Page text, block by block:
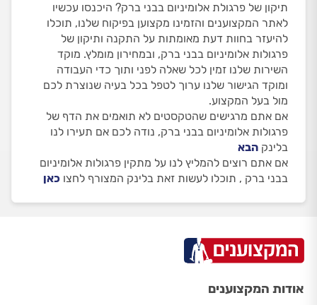
תיקון של פרגולת אלומיניום בבני ברק? היכנסו עכשיו
לאתר המקצוענים והזמינו מקצוען בפיקוח שלנו, תוכלו
להיעזר בחוות דעת מאומתות על התקנה ותיקון של
פרגולות אלומיניום בבני ברק, ובמחירון מומלץ. מוקד
השירות שלנו זמין לכל שאלה לפני ותוך כדי העבודה
ומוקד הגישור שלנו ערוך לטפל בכל בעיה שנוצרת לכם
מול בעל המקצוע.
אם אתם מרגישים שהטקסטים לא תואמים את הדף של
פרגולות אלומיניום בבני ברק, נודה לכם אם תעירו לנו
בלינק הבא
אם אתם רוצים להמליץ לנו על מתקין פרגולות אלומיניום
בבני ברק , תוכלו לעשות זאת בלינק המצורף לחצו כאן
אודות המקצוענים